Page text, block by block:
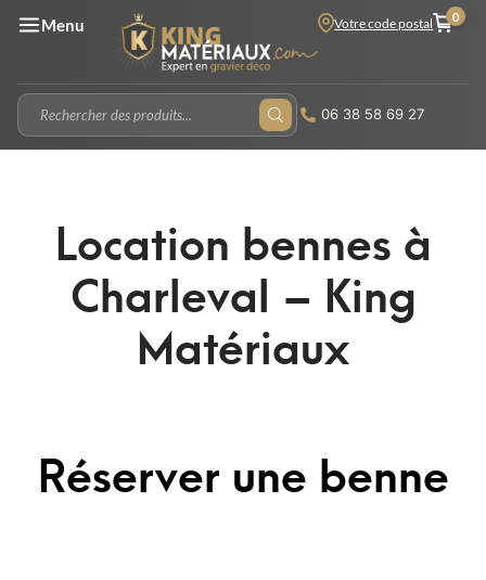
Menu Votre code postal 0
06 38 58 69 27
Location bennes à
Charleval – King
Matériaux
Réserver une benne